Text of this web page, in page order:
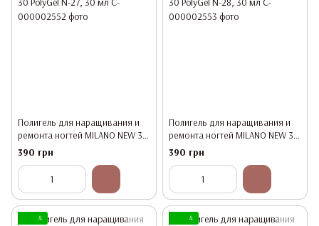
Полигель для наращивания и
ремонта ногтей MILANO NEW 30
PolyGel N-27, 30 мл
390 грн
Полигель для наращивания и
ремонта ногтей MILANO NEW 30
PolyGel N-28, 30 мл
390 грн
4
4